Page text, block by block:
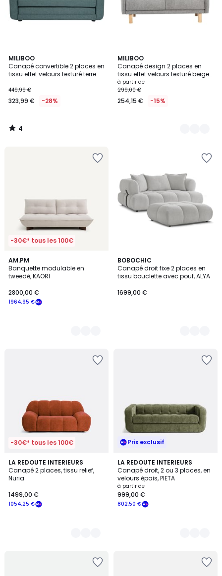
MILIBOO
Canapé convertible 2 places en
tissu effet velours texturé terre
449,99 €
323,99 € -28%
4
/
5
4
/
MILIBOO
Canapé design 2 places en
tissu effet velours texturé beige
et bois clair BONO
à partir de
299,00 €
254,15 € -15%
4
Couleurs
-30€* tous les 100€
AM.PM
Banquette modulable en
tweedé, KAORI
1964,95 €
2800,00 €
3
Couleurs
BOBOCHIC
Canapé droit fixe 2 places en
tissu bouclette avec pouf, ALYA
1699,00 €
10
Couleurs
-30€* tous les 100€
LA REDOUTE INTERIEURS
Canapé 2 places, tissu relief,
Nuria
1054,25 €
1499,00 €
3
Couleurs
Prix exclusif
LA REDOUTE INTERIEURS
Canapé droit, 2 ou 3 places, en
velours épais, PIETA
à partir de
802,50 €
999,00 €
5
Couleurs